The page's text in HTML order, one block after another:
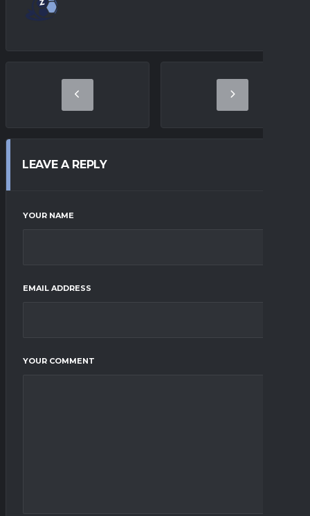
LEAVE A REPLY
YOUR NAME
EMAIL ADDRESS
YOUR COMMENT